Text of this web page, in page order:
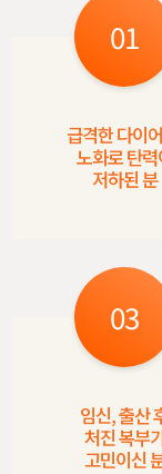
01
급격한 다이
노화로 탄력
저하된 분
03
임신, 출산
처진 복부
고민이신